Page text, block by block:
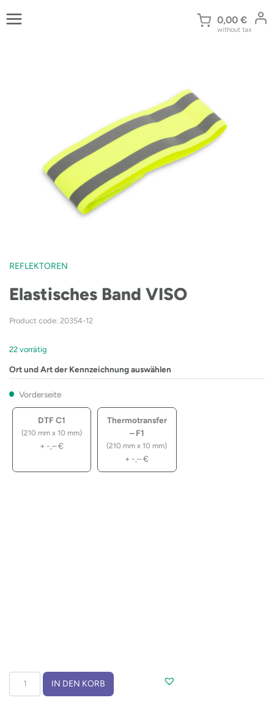
Inhalt
0,00 €
without tax
REFLEKTOREN
Elastisches Band VISO
Product code: 20354-12
22 vorrätig
Ort und Art der Kennzeichnung auswählen
Vorderseite
DTF C1
(210 mm x 10 mm)
+ -,–€
Thermotransfer
– F1
(210 mm x 10 mm)
+ -,–€
Elastisches
IN DEN KORB